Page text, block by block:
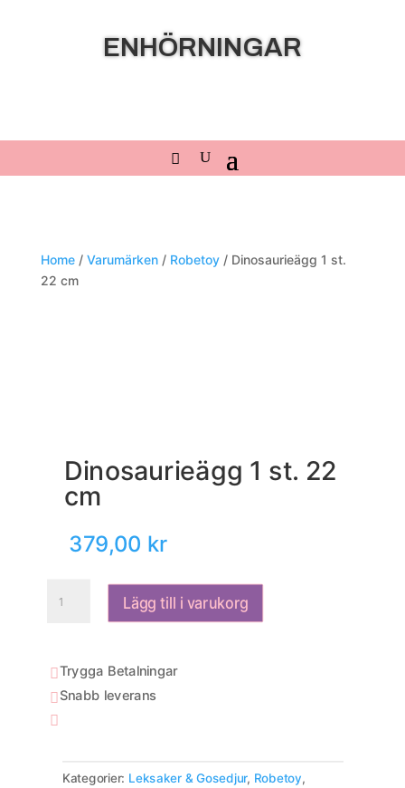
ENHÖRNINGAR
Home/ Varumärken/ Robetoy/ Dinosaurieägg 1 st.
22 cm
Dinosaurieägg 1 st. 22
cm
379,00 kr
Dinosaurieägg
mängd
Lägg till i varukorg
Trygga Betalningar
Snabb leverans

Kategorier: Leksaker & Gosedjur, Robetoy,